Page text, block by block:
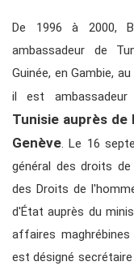
De 1996 à 2000,
ambassadeur de
Guinée, en Gambie,
il est ambassadeur
Tunisie auprès de
Genève. Le 16
général des droits
des Droits de
d'État auprès du
affaires
est désigné